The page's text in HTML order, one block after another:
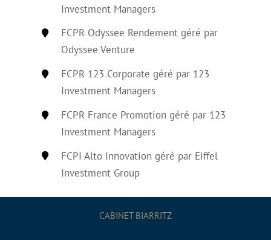
Investment Managers
FCPR Odyssee Rendement géré par
Odyssee Venture
FCPR 123 Corporate géré par 123
Investment Managers
FCPR France Promotion géré par 123
Investment Managers
FCPI Alto Innovation géré par Eiffel
Investment Group
CABINET BIARRITZ